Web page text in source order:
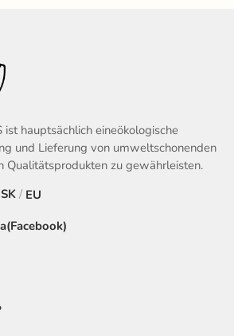
ist hauptsächlich eineökologische
und Lieferung von umweltschonenden
Qualitätsprodukten zu gewährleisten.
SK / EU